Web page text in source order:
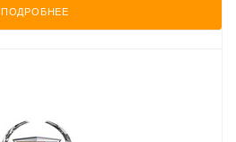
ПОДРОБНЕЕ